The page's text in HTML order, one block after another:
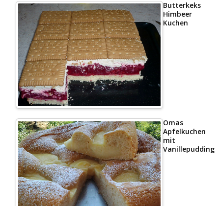
Butterkeks
Himbeer
Kuchen
Omas
Apfelkuchen
mit
Vanillepudding